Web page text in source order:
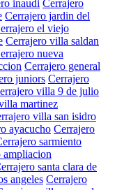
inaudi Cerrajero
Cerrajero jardin del
el viejo
Cerrajero villa saldan
nueva
Cerrajero general
juniors Cerrajero
villa 9 de julio
martinez
villa san isidro
ayacucho Cerrajero
sarmiento
ampliacion
santa clara de
angeles Cerrajero